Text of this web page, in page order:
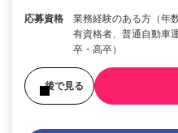
応募資格
業務経験のある方（年
有資格者、普通自動車
卒・高卒）
後で見る